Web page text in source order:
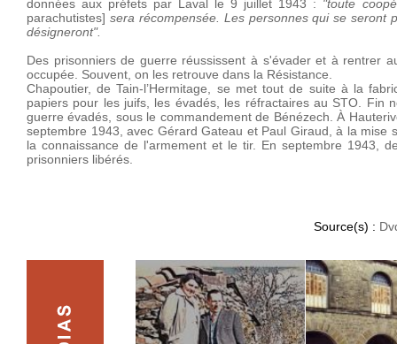
données aux préfets par Laval le 9 juillet 1943 : "toute
parachutistes] sera récompensée. Les personnes qui se seront
désigneront".
Des prisonniers de guerre réussissent à s'évader et à rentrer
occupée. Souvent, on les retrouve dans la Résistance.
Chapoutier, de Tain-l’Hermitage, se met tout de suite à la
papiers pour les juifs, les évadés, les réfractaires au STO. Fin
guerre évadés, sous le commandement de Bénézech. À
septembre 1943, avec Gérard Gateau et Paul Giraud, à la
la connaissance de l'armement et le tir. En septembre 1943,
prisonniers libérés.
Source(s) :